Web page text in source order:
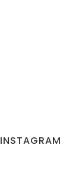
INSTAGRAM